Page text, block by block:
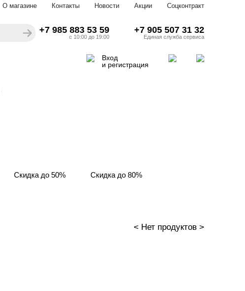
О магазине Контакты Новости Акции Соцконтракт
+7 985 883 53 59
с 10:00 до 19:00
+7 905 507 31 32
Единая служба сервиса
Вход
и регистрация
Скидка до 50% Скидка до 80%
< Нет продуктов >